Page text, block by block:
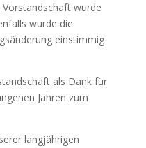
wurde
wurde die
einstimmig
als Dank für
Jahren zum
langjährigen